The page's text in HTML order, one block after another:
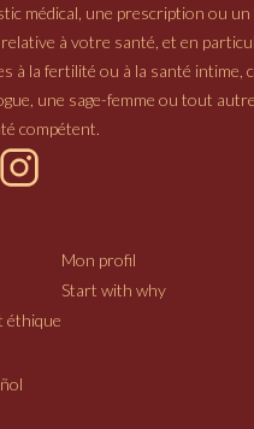
médical, une prescription ou
à votre santé, et en
à la fertilité ou à la santé intime,
une sage-femme ou tout autre
compétent.
Mon profil
Start with why
éthique